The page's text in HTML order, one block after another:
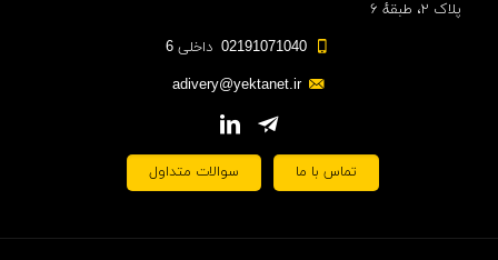
پلاک ۲، طبقهٔ ۶
adivery@yektanet.ir
تماس با ما سوالات متداول